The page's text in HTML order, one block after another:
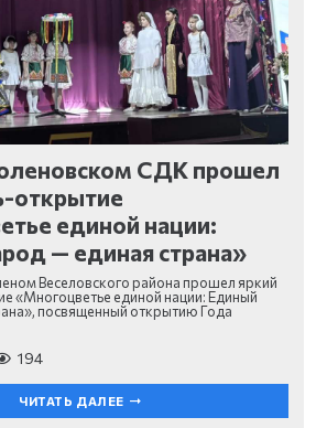
СДК прошел
открытие
единой нации:
— единая страна»
Веселовского района прошел яркий
«Многоцветье единой нации: Единый
посвященный открытию Года
194
ЧИТАТЬ ДАЛЕЕ